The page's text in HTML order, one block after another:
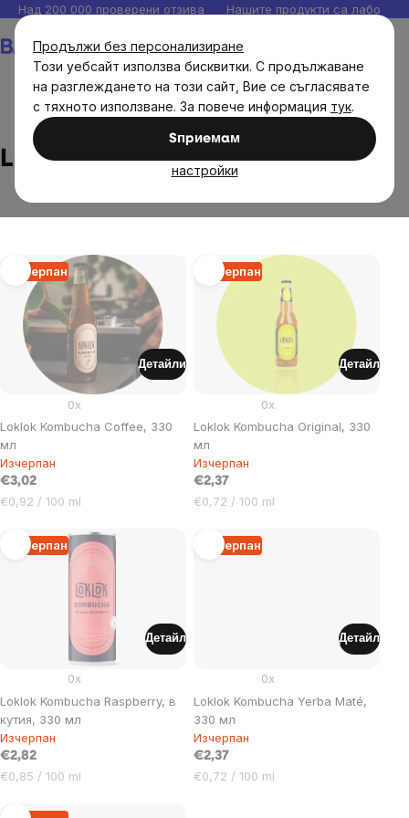
Продължи без персонализиране
Този уебсайт използва бисквитки. С продължаване
на разглеждането на този сайт, Вие се съгласявате
с тяхното използване. За повече информация тук.
Sпpиeмaм
настройки
Прескочи
към
съдържанието
Над 200 000 проверени отзива Нашите продукти са
Loklok
List
products
Изчерпан
Loklok Kombucha Coffee, 330
мл
0x
Изчерпан
€3,02
Цена
мярка:
€0,92 / 100 ml
Детайли
Изчерпан
Loklok Kombucha Original, 330
мл
0x
Изчерпан
€2,37
Цена
мярка:
€0,72 / 100 ml
Детайл
Изчерпан
Loklok Kombucha Raspberry, в
кутия, 330 мл
0x
Изчерпан
€2,82
Цена
мярка:
€0,85 / 100 ml
Детайл
Изчерпан
Loklok Kombucha Yerba Maté,
330 мл
0x
Изчерпан
€2,37
Цена
€0,72 / 100 ml
Детайл